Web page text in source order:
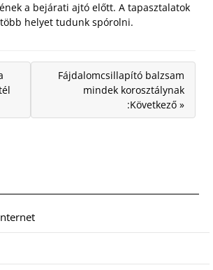
a bejárati ajtó előtt. A tapasztalatok
helyet tudunk spórolni.
Fájdalomcsillapító balzsam
mindek korosztálynak
:Következő »